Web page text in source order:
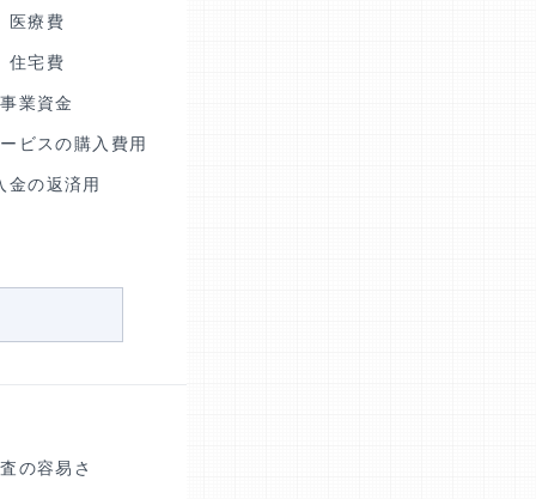
医療費
住宅費
事業資金
ビスの購入費用
金の返済用
の容易さ